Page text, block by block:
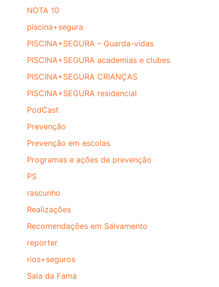
NOTA 10
piscina+segura
PISCINA+SEGURA – Guarda-vidas
PISCINA+SEGURA academias e clubes
PISCINA+SEGURA CRIANÇAS
PISCINA+SEGURA residencial
PodCast
Prevenção
Prevenção em escolas
Programas e ações de prevenção
PS
rascunho
Realizações
Recomendações em Salvamento
reporter
rios+seguros
Sala da Fama